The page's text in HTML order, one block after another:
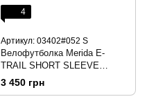
4
Артикул: 03402#052 S
Велофутболка Merida E-
TRAIL SHORT SLEEVE
JERSEY Green/Grey
3 450 грн